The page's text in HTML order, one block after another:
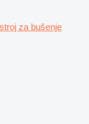
za bušenje